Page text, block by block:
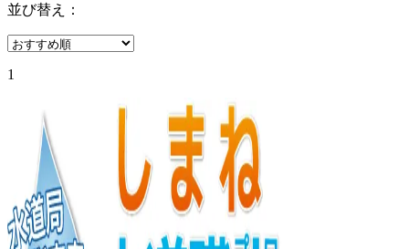
並び替え：
1